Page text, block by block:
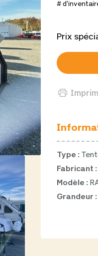
#
Prix
Type :
Fabricant :
Modèle :
Grandeur :